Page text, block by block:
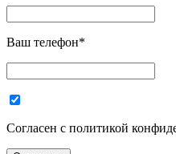
Ваш телефон*
Согласен с политикой